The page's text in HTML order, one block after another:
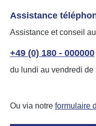
terminal I et
signaux par
terre. Un
facilement du
convertisseur à
pour diverses
Assistance
Assistance et conseil
+49 (0) 180 - 000000
du lundi au vendredi de
Ou via notre formulaire